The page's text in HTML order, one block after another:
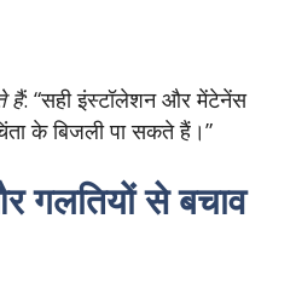
हैं: “सही इंस्टॉलेशन और मेंटेनेंस
के बिजली पा सकते हैं।”
गलतियों से बचाव